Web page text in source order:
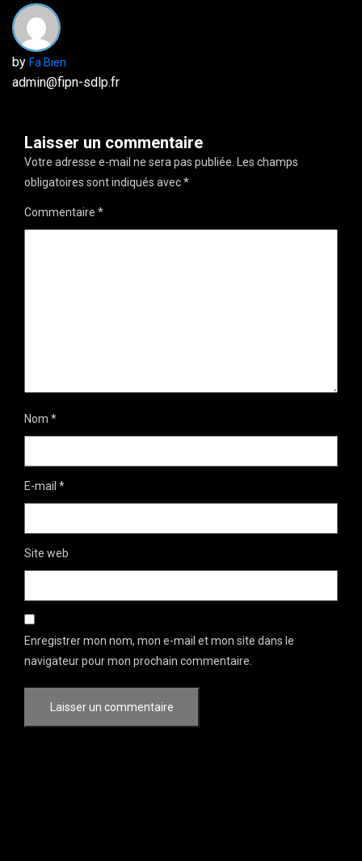
by Fa Bien
admin@fipn-sdlp.fr
Laisser un commentaire
Votre adresse e-mail ne sera pas publiée. Les champs
obligatoires sont indiqués avec*
Commentaire *
Nom *
E-mail *
Site web
Enregistrer mon nom, mon e-mail et mon site dans le
navigateur pour mon prochain commentaire.